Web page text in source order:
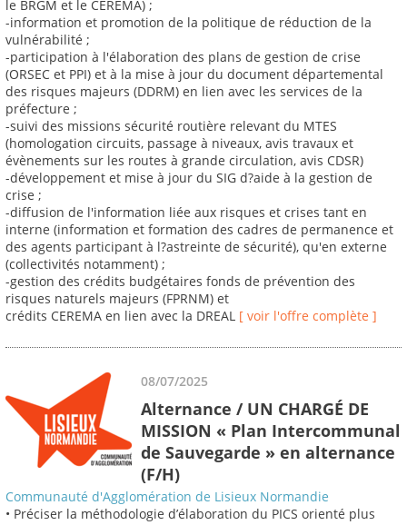
le BRGM et le CEREMA) ;
-information et promotion de la politique de réduction de la
vulnérabilité ;
-participation à l'élaboration des plans de gestion de crise
(ORSEC et PPI) et à la mise à jour du document départemental
des risques majeurs (DDRM) en lien avec les services de la
préfecture ;
-suivi des missions sécurité routière relevant du MTES
(homologation circuits, passage à niveaux, avis travaux et
évènements sur les routes à grande circulation, avis CDSR)
-développement et mise à jour du SIG d?aide à la gestion de
crise ;
-diffusion de l'information liée aux risques et crises tant en
interne (information et formation des cadres de permanence et
des agents participant à l?astreinte de sécurité), qu'en externe
(collectivités notamment) ;
-gestion des crédits budgétaires fonds de prévention des
risques naturels majeurs (FPRNM) et
crédits CEREMA en lien avec la DREAL [ voir l'offre complète ]
08/07/2025
Alternance / UN CHARGÉ DE
MISSION « Plan Intercommunal
de Sauvegarde » en alternance
(F/H)
Communauté d'Agglomération de Lisieux Normandie
• Préciser la méthodologie d’élaboration du PICS orienté plus